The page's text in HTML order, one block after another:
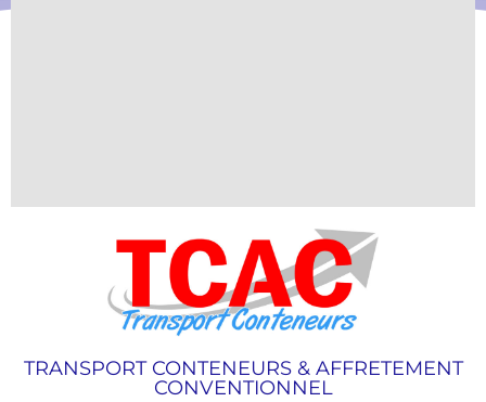
TRANSPORT CONTENEURS & AFFRETEMENT
CONVENTIONNEL